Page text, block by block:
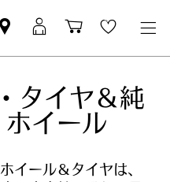
Mini
dealer
MyMini
login
Shopping
cart
Wishlist
タイヤ＆純
イール
イール＆タイヤは、